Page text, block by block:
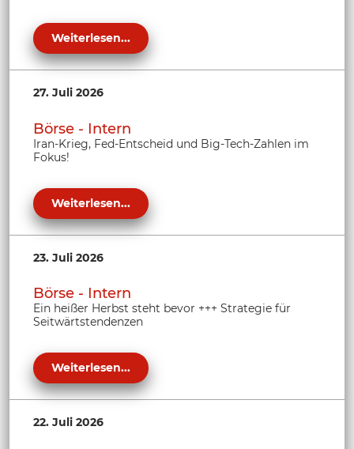
Weiterlesen...
27. Juli 2026
Börse - Intern
Iran-Krieg, Fed-Entscheid und Big-Tech-Zahlen im
Fokus!
Weiterlesen...
23. Juli 2026
Börse - Intern
Ein heißer Herbst steht bevor +++ Strategie für
Seitwärtstendenzen
Weiterlesen...
22. Juli 2026